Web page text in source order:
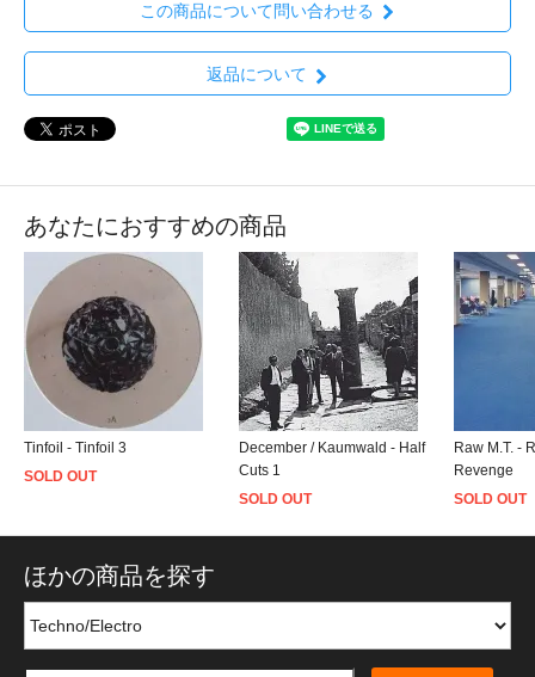
この商品について問い合わせる
返品について
あなたにおすすめの商品
Tinfoil - Tinfoil 3
SOLD OUT
December / Kaumwald - Half
Cuts 1
SOLD OUT
Raw M.T. -
Revenge
SOLD OUT
ほかの商品を探す